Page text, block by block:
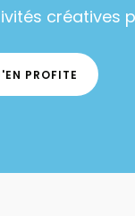
créatives
PROFITE